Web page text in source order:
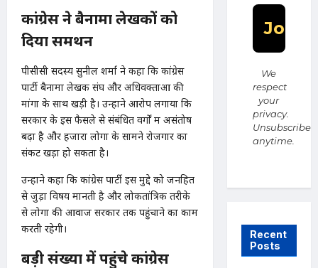
कांग्रेस ने बैनामा लेखकों को
दिया समर्थन
पीसीसी सदस्य सुनील शर्मा ने कहा कि कांग्रेस
पार्टी बैनामा लेखक संघ और अधिवक्ताओं की
मांगों के साथ खड़ी है। उन्होंने आरोप लगाया कि
सरकार के इस फैसले से संबंधित वर्गों में असंतोष
बढ़ा है और हजारों लोगों के सामने रोजगार का
संकट खड़ा हो सकता है।
उन्होंने कहा कि कांग्रेस पार्टी इस मुद्दे को जनहित
से जुड़ा विषय मानती है और लोकतांत्रिक तरीके
से लोगों की आवाज सरकार तक पहुंचाने का काम
करती रहेगी।
बड़ी संख्या में पहुंचे कांग्रेस
We
respect
your
privacy.
Unsubscribe
anytime.
Recent
Posts